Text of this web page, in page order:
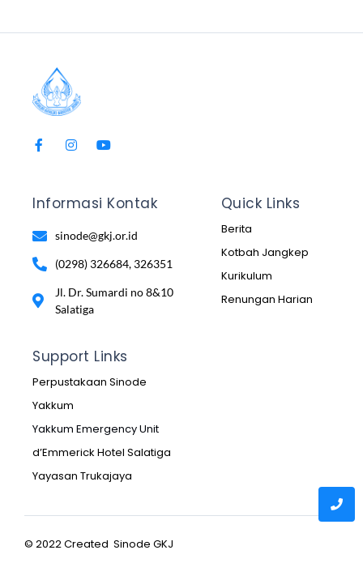
Informasi Kontak
sinode@gkj.or.id
(0298) 326684, 326351
Jl. Dr. Sumardi no 8&10
Salatiga
Quick Links
Berita
Kotbah Jangkep
Kurikulum
Renungan Harian
Support Links
Perpustakaan Sinode
Yakkum
Yakkum Emergency Unit
d’Emmerick Hotel Salatiga
Yayasan Trukajaya
© 2022 Created Sinode GKJ